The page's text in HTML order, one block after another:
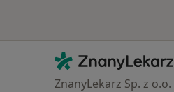
Kontakt
ZnanyLekarz - Strona główna
ZnanyLekarz Sp. z o.o.